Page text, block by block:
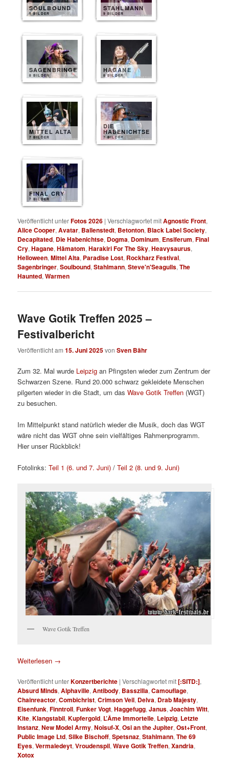
SOULBOUND
9 BILDER
STAHLMANN
9 BILDER
SAGENBRINGER
8 BILDER
HAGANE
8 BILDER
MITTEL ALTA
7 BILDER
DIE
HABENICHTSE
7 BILDER
FINAL CRY
7 BILDER
Veröffentlicht unterFotos 2026 |Verschlagwortet mitAgnostic Front,
Alice Cooper,Avatar, Ballenstedt, Betonton, Black Label Society,
Decapitated, Die Habenichtse, Dogma, Dominum, Ensiferum,Final
Cry,Hagane,Hämatom,Harakiri For The Sky,Heavysaurus,
Helloween,Mittel Alta, Paradise Lost, Rockharz Festival,
Sagenbringer,Soulbound,Stahlmann,Steve'n'Seagulls,The
Haunted,Warmen
Wave Gotik Treffen 2025 –
Festivalbericht
Veröffentlicht am15. Juni 2025vonSven Bähr
Zum 32. Mal wurde Leipzig an Pfingsten wieder zum Zentrum der
Schwarzen Szene. Rund 20.000 schwarz gekleidete Menschen
pilgerten wieder in die Stadt, um dasWave Gotik Treffen (WGT)
zu besuchen.
Im Mittelpunkt stand natürlich wieder die Musik, doch das WGT
wäre nicht das WGT ohne sein vielfältiges Rahmenprogramm.
Hier unser Rückblick!
Fotolinks:Teil 1 (6. und 7. Juni) /Teil 2 (8. und 9. Juni)
Wave Gotik Treffen
Weiterlesen →
Veröffentlicht unterKonzertberichte |Verschlagwortet mit[:SITD:],
Absurd Minds,Alphaville,Antibody, Basszilla,Camouflage,
Chainreactor,Combichrist,Crimson Veil, Delva, Drab Majesty,
Eisenfunk,Finntroll,Funker Vogt,Haggefugg,Janus,Joachim Witt,
Kite,Klangstabil,Kupfergold, L’Âme Immortelle, Leipzig, Letzte
Instanz,New Model Army,Noisuf-X,Osi an the Jupiter,Ost+Front,
Public Image Ltd,Silke Bischoff,Spetsnaz,Stahlmann,The 69
Eyes,Vermaledeyt,Vroudenspil,Wave Gotik Treffen,Xandria,
Xotox